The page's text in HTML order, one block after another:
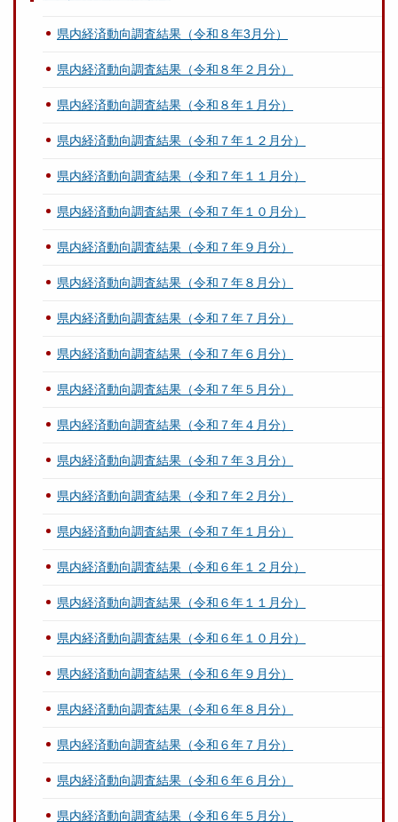
県内経済動向調査結果（令和８年3月分）
県内経済動向調査結果（令和８年２月分）
県内経済動向調査結果（令和８年１月分）
県内経済動向調査結果（令和７年１２月分）
県内経済動向調査結果（令和７年１１月分）
県内経済動向調査結果（令和７年１０月分）
県内経済動向調査結果（令和７年９月分）
県内経済動向調査結果（令和７年８月分）
県内経済動向調査結果（令和７年７月分）
県内経済動向調査結果（令和７年６月分）
県内経済動向調査結果（令和７年５月分）
県内経済動向調査結果（令和７年４月分）
県内経済動向調査結果（令和７年３月分）
県内経済動向調査結果（令和７年２月分）
県内経済動向調査結果（令和７年１月分）
県内経済動向調査結果（令和６年１２月分）
県内経済動向調査結果（令和６年１１月分）
県内経済動向調査結果（令和６年１０月分）
県内経済動向調査結果（令和６年９月分）
県内経済動向調査結果（令和６年８月分）
県内経済動向調査結果（令和６年７月分）
県内経済動向調査結果（令和６年６月分）
県内経済動向調査結果（令和６年５月分）